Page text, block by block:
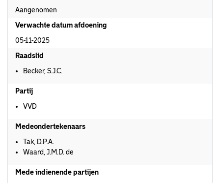
Aangenomen
Verwachte datum afdoening
05-11-2025
Raadslid
Becker, S.J.C.
Partij
VVD
Medeondertekenaars
Tak, D.P.A.
Waard, J.M.D. de
Mede indienende partijen